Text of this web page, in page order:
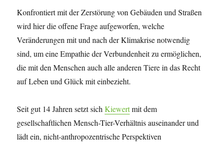
Konfrontiert mit der Zerstörung von Gebäuden und Straßen
wird hier die offene Frage aufgeworfen, welche
Veränderungen mit und nach der Klimakrise notwendig
sind, um eine Empathie der Verbundenheit zu ermöglichen,
die mit den Menschen auch alle anderen Tiere in das Recht
auf Leben und Glück mit einbezieht.
Seit gut 14 Jahren setzt sichKiewertmit dem
gesellschaftlichen Mensch-Tier-Verhältnis auseinander und
lädt ein, nicht-anthropozentrische Perspektiven